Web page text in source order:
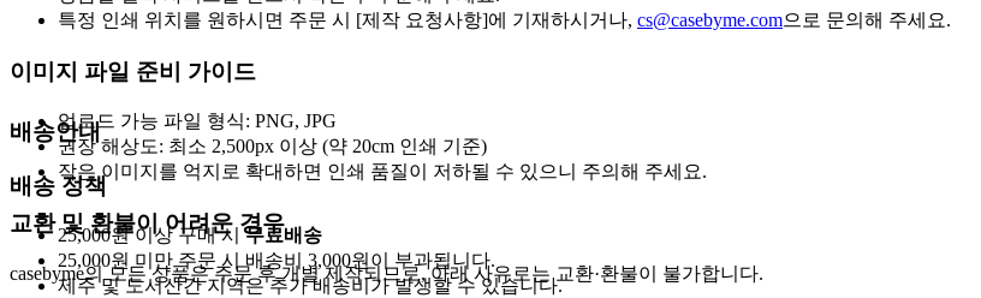
특정 인쇄 위치를 원하시면 주문 시 [제작 요청사항]에 기재하시거나, cs@casebyme.com으로 문의해 주세요.
이미지 파일 준비 가이드
업로드 가능 파일 형식: PNG, JPG
권장 해상도: 최소 2,500px 이상 (약 20cm 인쇄 기준)
작은 이미지를 억지로 확대하면 인쇄 품질이 저하될 수 있으니 주의해 주세요.
교환 및 환불이 어려운 경우
casebyme의 모든 상품은 주문 후 개별 제작되므로, 아래 사유로는 교환·환불이 불가합니다.
배송안내
배송 정책
25,000원 이상 구매 시무료배송
25,000원 미만 주문 시 배송비 3,000원이 부과됩니다.
제주 및 도서산간 지역은 추가 배송비가 발생할 수 있습니다.